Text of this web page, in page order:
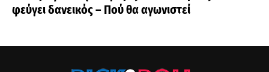
φεύγει δανεικός – Πού θα αγωνιστεί